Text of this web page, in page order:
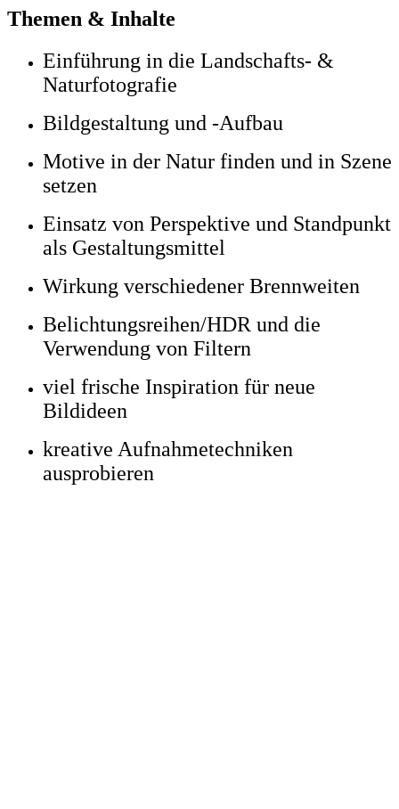
Themen & Inhalte
Einführung in die Landschafts- &
Naturfotografie
Bildgestaltung und -Aufbau
Motive in der Natur finden und in Szene
setzen
Einsatz von Perspektive und Standpunkt
als Gestaltungsmittel
Wirkung verschiedener Brennweiten
Belichtungsreihen/HDR und die
Verwendung von Filtern
viel frische Inspiration für neue
Bildideen
kreative Aufnahmetechniken
ausprobieren